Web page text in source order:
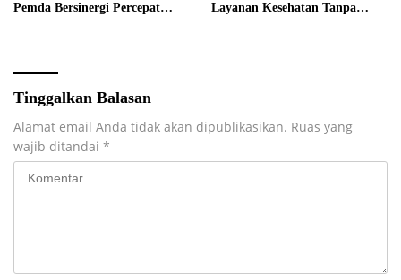
Pemda Bersinergi Percepat
Layanan Kesehatan Tanpa
Tinggalkan Balasan
Alamat email Anda tidak akan dipublikasikan. Ruas yang
wajib ditandai *